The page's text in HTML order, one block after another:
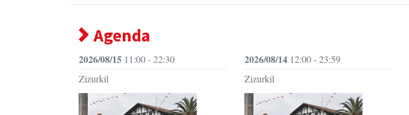
Agenda
2026/08/15 11:00 - 22:30
Zizurkil
2026/08/1412:00 - 23:59
Zizurkil